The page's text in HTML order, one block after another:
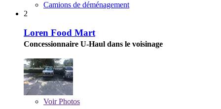
Camions de déménagement
2
Loren Food Mart
Concessionnaire U-Haul dans le voisinage
VoirPhotos